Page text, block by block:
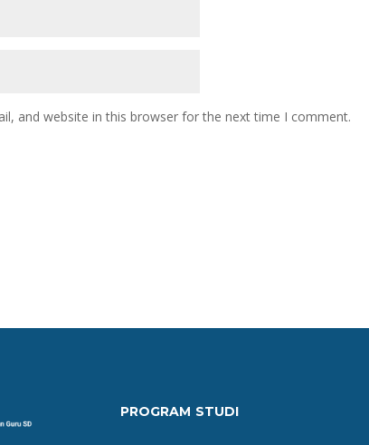
and website in this browser for the next time I comment.
PROGRAM STUDI